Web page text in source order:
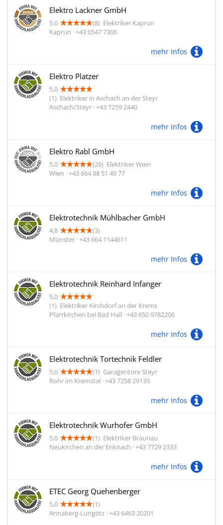
Elektro Lackner GmbH
5,0 (8) Elektriker Kaprun
Kaprun · +43 6547 7306
mehr Infos
Elektro Platzer
5,0
(1) Elektriker in Aschach an der Steyr
Aschach/Steyr · +43 7259 2440
mehr Infos
Elektro Rabl GmbH
5,0 (29) Elektriker Wien
Wien · +43 664 88 51 49 77
mehr Infos
Elektrotechnik Mühlbacher GmbH
4,8
(3)
Münster · +43 664 1144611
mehr Infos
Elektrotechnik Reinhard Infanger
5,0
(1) Elektriker Kirchdorf an der Krems
Pfarrkirchen bei Bad Hall · +43 650 9782206
mehr Infos
Elektrotechnik Tortechnik Feldler
5,0 (1) Garagentore Steyr
Rohr im Kremstal · +43 7258 29135
mehr Infos
Elektrotechnik Wurhofer GmbH
5,0 (1) Elektriker Braunau
Neukirchen an der Enknach · +43 7729 2333
mehr Infos
ETEC Georg Quehenberger
5,0
(1)
Annaberg-Lungötz · +43 6463 20201